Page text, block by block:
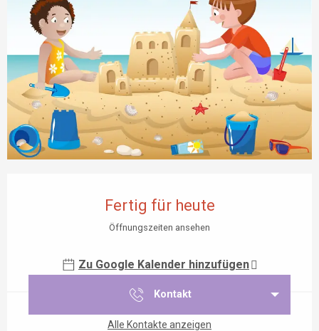
Fertig für heute
Öffnungszeiten ansehen
Zu Google Kalender hinzufügen
Kontakt
Alle Kontakte anzeigen